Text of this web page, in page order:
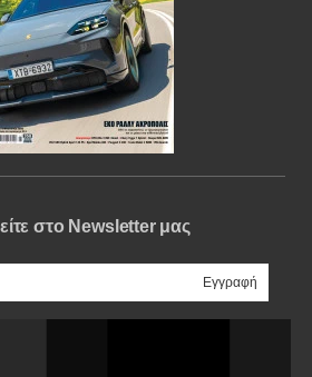
στο Newsletter μας